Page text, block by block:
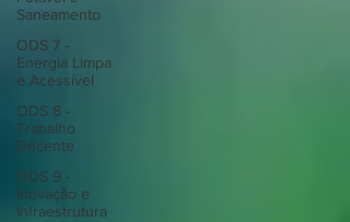
Saneamento
ODS 7 -
Energia Limpa
e Acessível
ODS 8 -
Trabalho
Decente
ODS 9 -
Inovação e
Infraestrutura